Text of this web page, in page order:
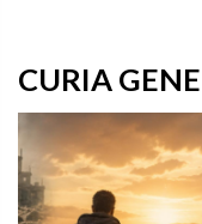
CURIA